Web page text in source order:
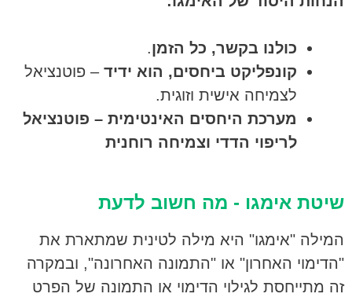
כולנו בקשר, כל הזמן.
קונפליקט ביחסים, הוא ידיד – פוטנציאל
לצמיחה אישית וזוגית.
מערכת היחסים האינטימית – פוטנציאל
לריפוי הדדי וצמיחה רוחנית
שיטת אימגו - מה חשוב לדעת
המילה "אימגו" היא מילה לטינית שמתארת את
"הדימוי האחרון" או "התמונה האחרונה", ובמקרה
זה מתייחסת לגילוי הדימוי או התמונה של הפרט